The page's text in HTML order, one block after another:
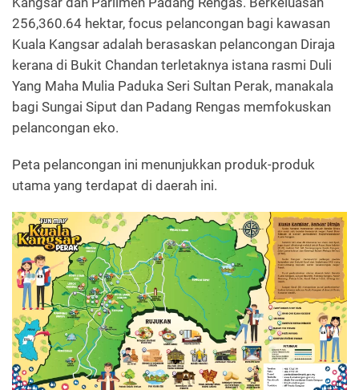
256,360.64 hektar, focus pelancongan bagi kawasan
Kuala Kangsar adalah berasaskan pelancongan Diraja
kerana di Bukit Chandan terletaknya istana rasmi Duli
Yang Maha Mulia Paduka Seri Sultan Perak, manakala
bagi Sungai Siput dan Padang Rengas memfokuskan
pelancongan eko.
Peta pelancongan ini menunjukkan produk-produk
utama yang terdapat di daerah ini.